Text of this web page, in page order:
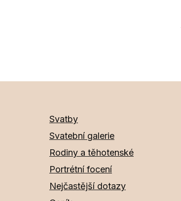
Svatby
Svatební galerie
Rodiny a těhotenské
Portrétní focení
Nejčastější dotazy